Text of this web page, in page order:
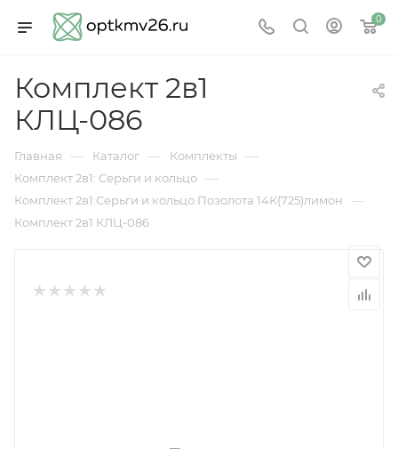
0
Комплект 2в1
КЛЦ-086
Главная — Каталог — Комплекты —
Комплект 2в1: Серьги и кольцо —
Комплект 2в1:Серьги и кольцо.Позолота 14К(725)лимон —
Комплект 2в1 КЛЦ-086